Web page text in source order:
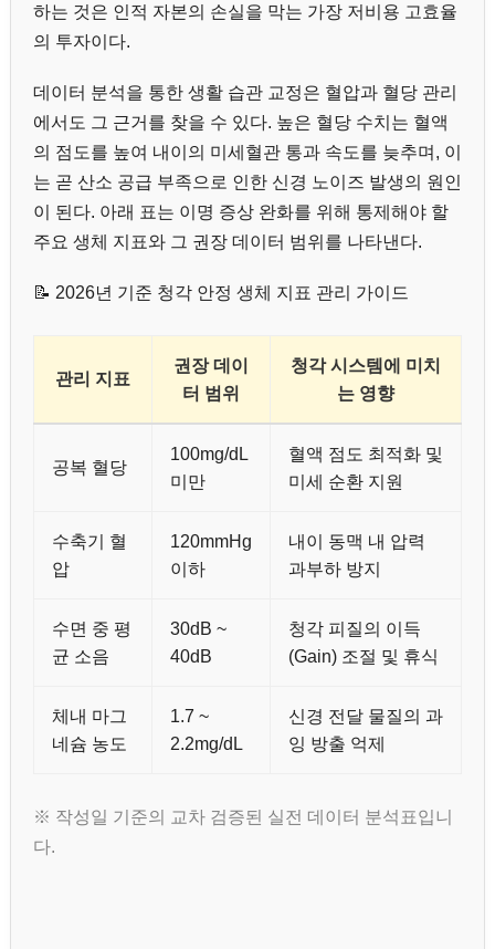
하는 것은 인적 자본의 손실을 막는 가장 저비용 고효율
의 투자이다.
데이터 분석을 통한 생활 습관 교정은 혈압과 혈당 관리
에서도 그 근거를 찾을 수 있다. 높은 혈당 수치는 혈액
의 점도를 높여 내이의 미세혈관 통과 속도를 늦추며, 이
는 곧 산소 공급 부족으로 인한 신경 노이즈 발생의 원인
이 된다. 아래 표는 이명 증상 완화를 위해 통제해야 할
주요 생체 지표와 그 권장 데이터 범위를 나타낸다.
📝 2026년 기준 청각 안정 생체 지표 관리 가이드
관리 지표
권장 데이
터 범위
청각 시스템에 미치
는 영향
공복 혈당
100mg/dL
미만
혈액 점도 최적화 및
미세 순환 지원
수축기 혈
압
120mmHg
이하
내이 동맥 내 압력
과부하 방지
수면 중 평
균 소음
30dB ~
40dB
청각 피질의 이득
(Gain) 조절 및 휴식
체내 마그
네슘 농도
1.7 ~
2.2mg/dL
신경 전달 물질의 과
잉 방출 억제
※ 작성일 기준의 교차 검증된 실전 데이터 분석표입니
다.